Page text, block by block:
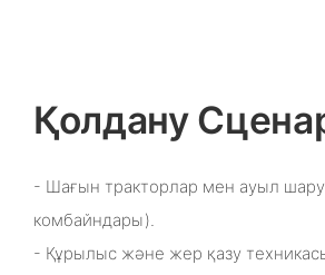
Қолдану
- Шағын тракторлар мен ауыл
комбайндары).
- Құрылыс және жер қазу